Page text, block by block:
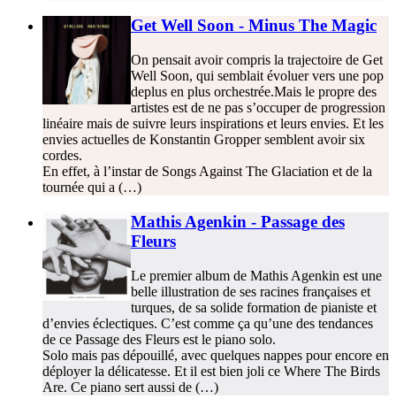
Get Well Soon - Minus The Magic
On pensait avoir compris la trajectoire de Get
Well Soon, qui semblait évoluer vers une pop
deplus en plus orchestrée.Mais le propre des
artistes est de ne pas s’occuper de progression
linéaire mais de suivre leurs inspirations et leurs envies. Et les
envies actuelles de Konstantin Gropper semblent avoir six
cordes.
En effet, à l’instar de Songs Against The Glaciation et de la
tournée qui a (…)
Mathis Agenkin - Passage des
Fleurs
Le premier album de Mathis Agenkin est une
belle illustration de ses racines françaises et
turques, de sa solide formation de pianiste et
d’envies éclectiques. C’est comme ça qu’une des tendances
de ce Passage des Fleurs est le piano solo.
Solo mais pas dépouillé, avec quelques nappes pour encore en
déployer la délicatesse. Et il est bien joli ce Where The Birds
Are. Ce piano sert aussi de (…)